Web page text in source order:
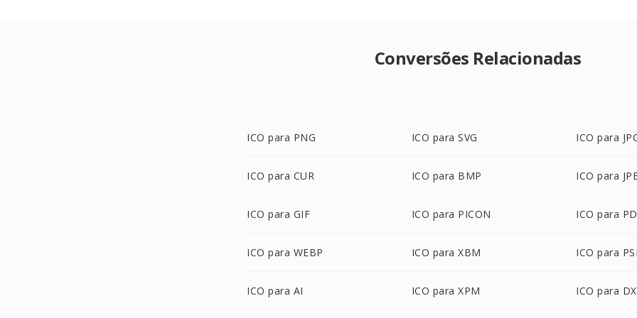
Conversões Relacionadas
ICO para PNG ICO para SVG ICO para
ICO para CUR ICO para BMP ICO para
ICO para GIF ICO para PICON ICO para
ICO para WEBP ICO para XBM ICO para
ICO para AI ICO para XPM ICO para